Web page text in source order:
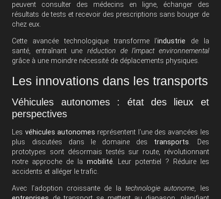
peuvent consulter des médecins en ligne, échanger des
résultats de tests et recevoir des prescriptions sans bouger de
chez eux.
Cette avancée technologique transforme l’industrie de la
santé, entraînant une réduction de l’impact environnemental
grâce à une moindre nécessité de déplacements physiques.
Les innovations dans les transports
Véhicules autonomes : état des lieux et
perspectives
Les véhicules autonomes représentent l’une des avancées les
plus discutées dans le domaine des transports. Des
prototypes sont désormais testés sur route, révolutionnant
notre approche de la mobilité. Leur potentiel ? Réduire les
accidents et alléger le trafic.
Avec l’adoption croissante de la technologie autonome, les